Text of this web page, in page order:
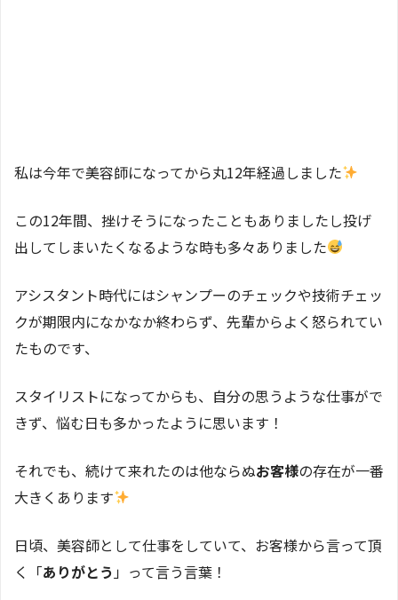
私は今年で美容師になってから丸12年経過しました
この12年間、挫けそうになったこともありましたし投げ
出してしまいたくなるような時も多々ありました
アシスタント時代にはシャンプーのチェックや技術チェッ
クが期限内になかなか終わらず、先輩からよく怒られてい
たものです、
スタイリストになってからも、自分の思うような仕事がで
きず、悩む日も多かったように思います！
それでも、続けて来れたのは他ならぬお客様の存在が一番
大きくあります
日頃、美容師として仕事をしていて、お客様から言って頂
く「ありがとう」って言う言葉！